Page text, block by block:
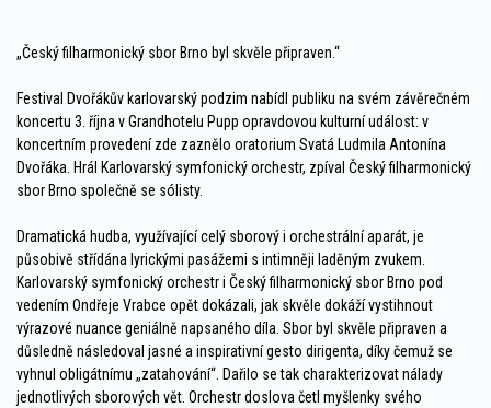
„Český filharmonický sbor Brno byl skvěle připraven.“
Festival Dvořákův karlovarský podzim nabídl publiku na svém závěrečném
koncertu 3. října v Grandhotelu Pupp opravdovou kulturní událost: v
koncertním provedení zde zaznělo oratorium Svatá Ludmila Antonína
Dvořáka. Hrál Karlovarský symfonický orchestr, zpíval Český filharmonický
sbor Brno společně se sólisty.
Dramatická hudba, využívající celý sborový i orchestrální aparát, je
působivě střídána lyrickými pasážemi s intimněji laděným zvukem.
Karlovarský symfonický orchestr i Český filharmonický sbor Brno pod
vedením Ondřeje Vrabce opět dokázali, jak skvěle dokáží vystihnout
výrazové nuance geniálně napsaného díla. Sbor byl skvěle připraven a
důsledně následoval jasné a inspirativní gesto dirigenta, díky čemuž se
vyhnul obligátnímu „zatahování“. Dařilo se tak charakterizovat nálady
jednotlivých sborových vět. Orchestr doslova četl myšlenky svého